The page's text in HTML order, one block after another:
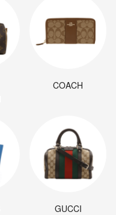
COACH
GUCCI